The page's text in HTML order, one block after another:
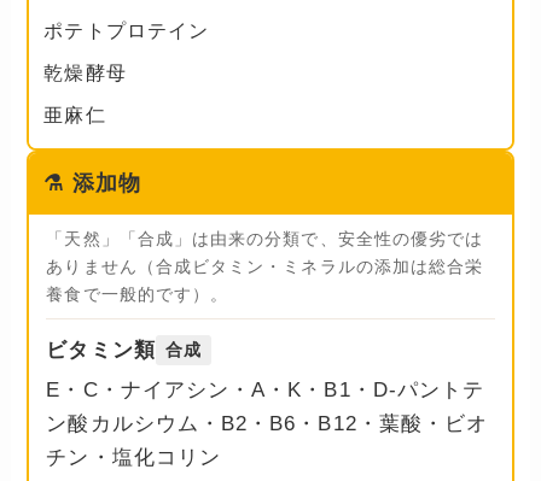
ポテトプロテイン
乾燥酵母
亜麻仁
⚗️ 添加物
「天然」「合成」は由来の分類で、安全性の優劣では
ありません（合成ビタミン・ミネラルの添加は総合栄
養食で一般的です）。
ビタミン類 合成
E・C・ナイアシン・A・K・B1・D-パントテ
ン酸カルシウム・B2・B6・B12・葉酸・ビオ
チン・塩化コリン